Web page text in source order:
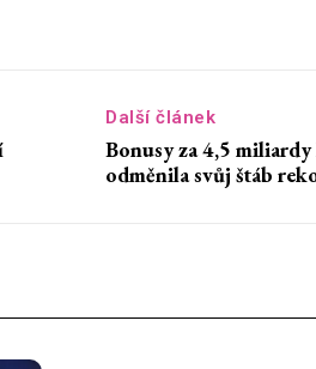
Další článek
Bonusy za 4,5
odměnila svůj štáb